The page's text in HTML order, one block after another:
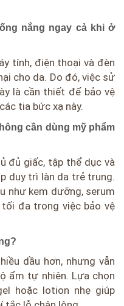
nắng ngay cả khi ở
tính, điện thoại và đèn
cho da. Do đó, việc sử
là cần thiết để bảo vệ
tia bức xạ này.
cần dùng mỹ phẩm
đủ giấc, tập thể dục và
duy trì làn da trẻ trung.
như kem dưỡng, serum
đa trong việc bảo vệ
dầu hơn, nhưng vẫn
ẩm tự nhiên. Lựa chọn
hoặc lotion nhẹ giúp